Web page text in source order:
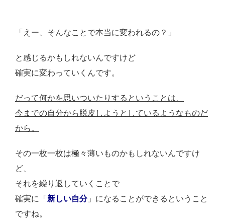
「えー、そんなことで本当に変われるの？」
と感じるかもしれないんですけど
確実に変わっていくんです。
だって何かを思いついたりするということは、
今までの自分から脱皮しようとしているようなものだ
から。
その一枚一枚は極々薄いものかもしれないんですけ
ど、
それを繰り返していくことで
確実に「 新しい自分」になることができるということ
ですね。